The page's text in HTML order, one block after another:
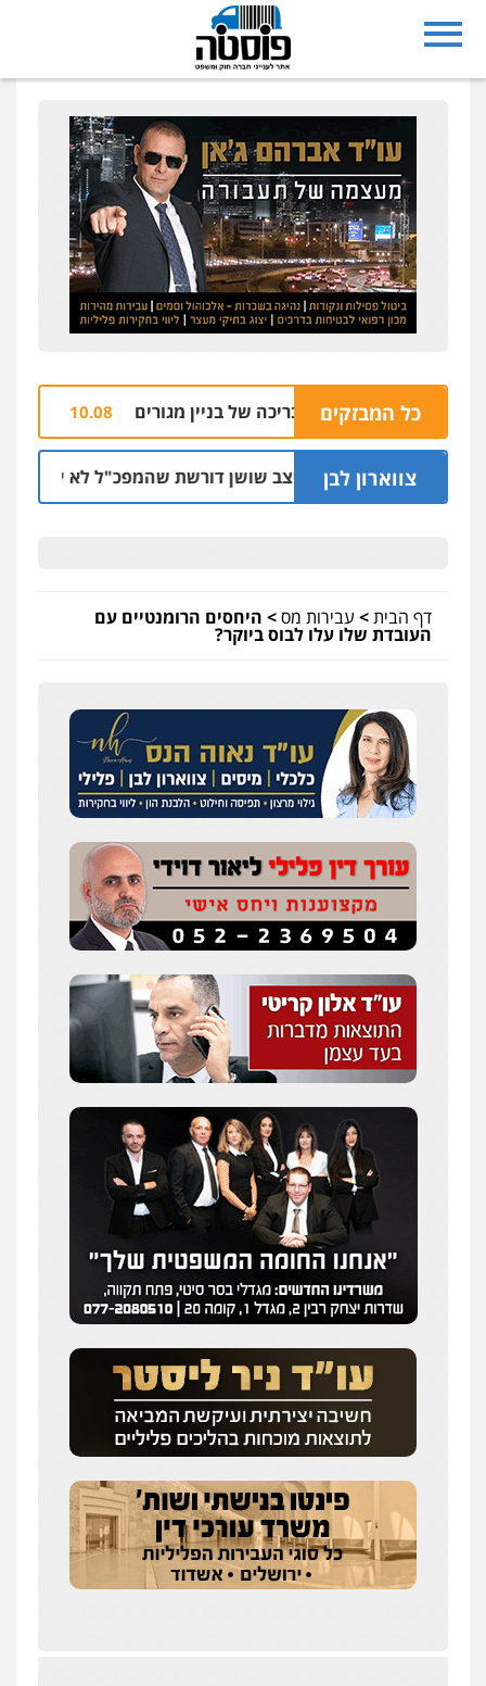
כל המבזקים
רסס על שפת הבריכה של בניין מגורים 10.08 | 11:35
צווארון לבן09.08 | 19:51 ניצב שושן דורשת שהמפכ"ל לא ידון בעניינה
דף הבית> עבירות מס> היחסים הרומנטיים עם
העובדת שלו עלו לבוס ביוקר?